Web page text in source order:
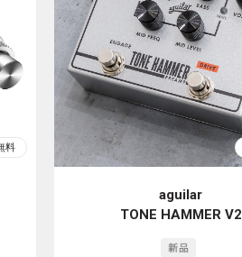
aguilar
TONE HAMMER V2